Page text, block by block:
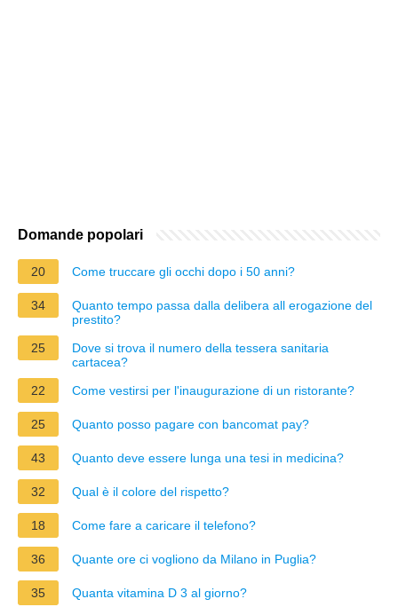
Domande popolari
20 Come truccare gli occhi dopo i 50 anni?
34
Quanto tempo passa dalla delibera all erogazione del
prestito?
25
Dove si trova il numero della tessera sanitaria
cartacea?
22
Come vestirsi per l'inaugurazione di un ristorante?
25 Quanto posso pagare con bancomat pay?
43 Quanto deve essere lunga una tesi in medicina?
32 Qual è il colore del rispetto?
18 Come fare a caricare il telefono?
36 Quante ore ci vogliono da Milano in Puglia?
35 Quanta vitamina D 3 al giorno?